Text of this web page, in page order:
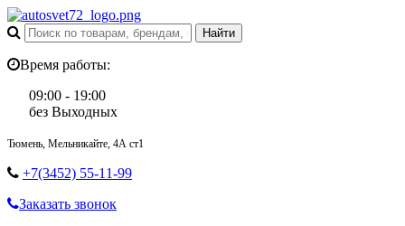
Время работы:
09:00 - 19:00
без Выходных
Тюмень, Мельникайте, 4А ст1
+7(3452) 55-11-99
Заказать звонок